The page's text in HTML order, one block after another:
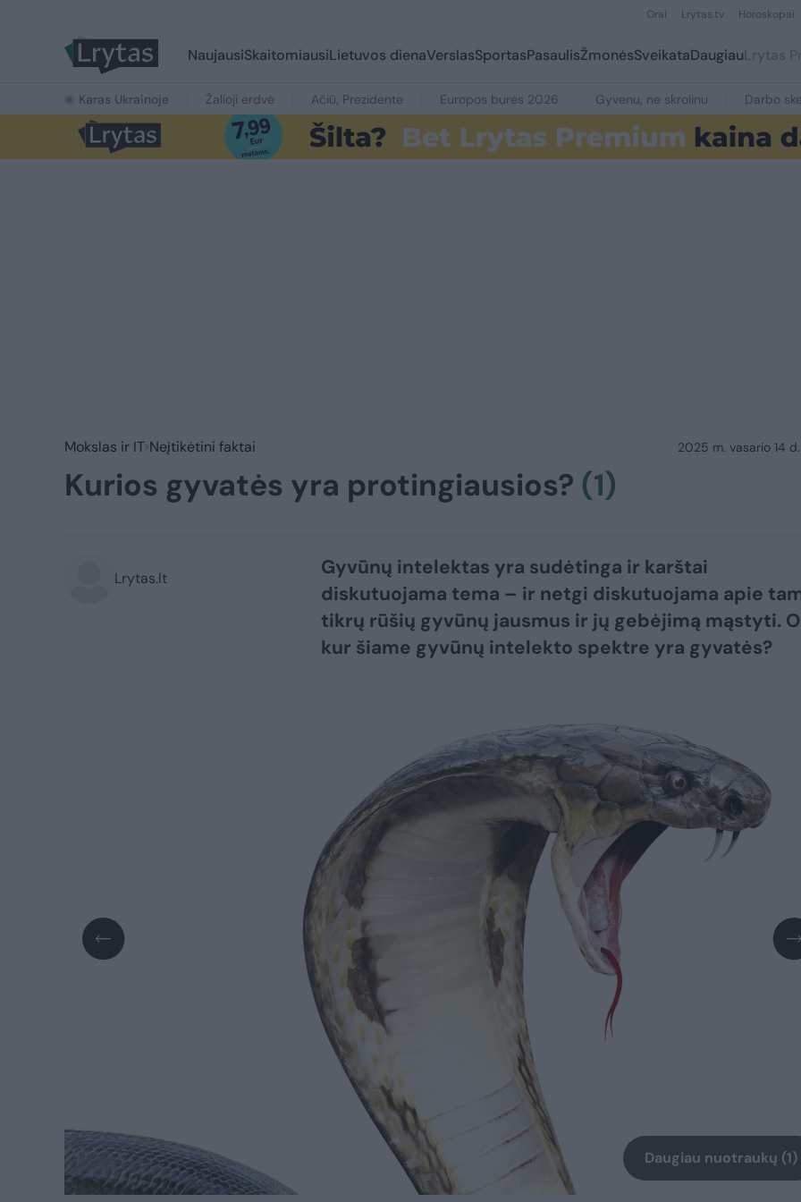
Orai Lrytas.tv Horoskopai
NaujausiSkaitomiausiLietuvos dienaVerslasSportasPasaulisŽmonėsSveikataDaugiauLrytas
Karas Ukrainoje Žalioji erdvė Ačiū, Prezidente Europos burės 2026 Gyvenu, ne skrolinu Darbo
Mokslas ir IT Neįtikėtini faktai 2025 m. vasario 14
Kurios gyvatės yra protingiausios? (1)
Lrytas.lt
Gyvūnų intelektas yra sudėtinga ir karštai
diskutuojama tema – ir netgi diskutuojama apie
tikrų rūšių gyvūnų jausmus ir jų gebėjimą mąstyti. O
kur šiame gyvūnų intelekto spektre yra gyvatės?
Daugiau nuotraukų (1)